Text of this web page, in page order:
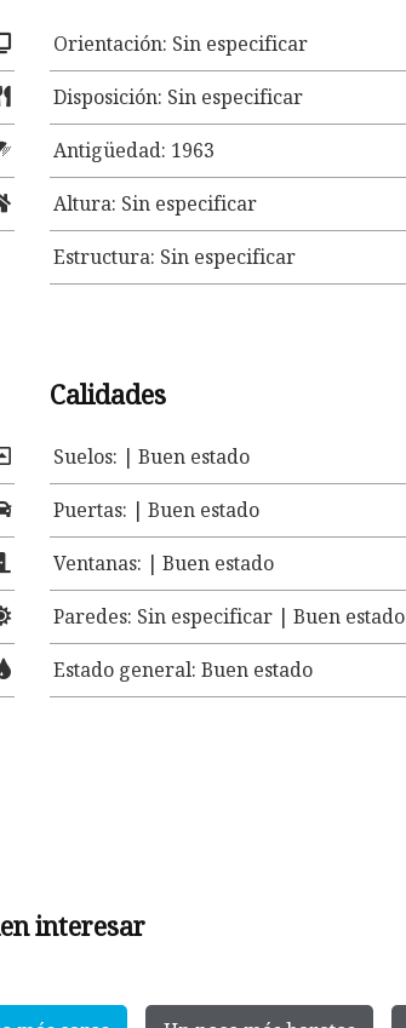
Orientación: Sin especificar
Disposición: Sin especificar
Antigüedad: 1963
Altura: Sin especificar
Estructura: Sin especificar
Calidades
Suelos: | Buen estado
Puertas: | Buen estado
Ventanas: | Buen estado
Paredes: Sin especificar | Buen estado
Estado general: Buen estado
interesar